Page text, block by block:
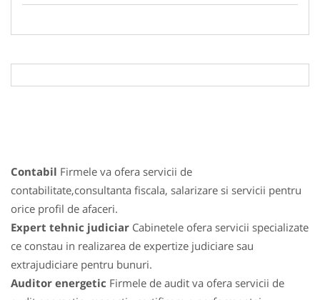
Contabil Firmele va ofera servicii de
contabilitate,consultanta fiscala, salarizare si servicii pentru
orice profil de afaceri.
Expert tehnic judiciar Cabinetele ofera servicii specializate
ce constau in realizarea de expertize judiciare sau
extrajudiciare pentru bunuri.
Auditor energetic Firmele de audit va ofera servicii de